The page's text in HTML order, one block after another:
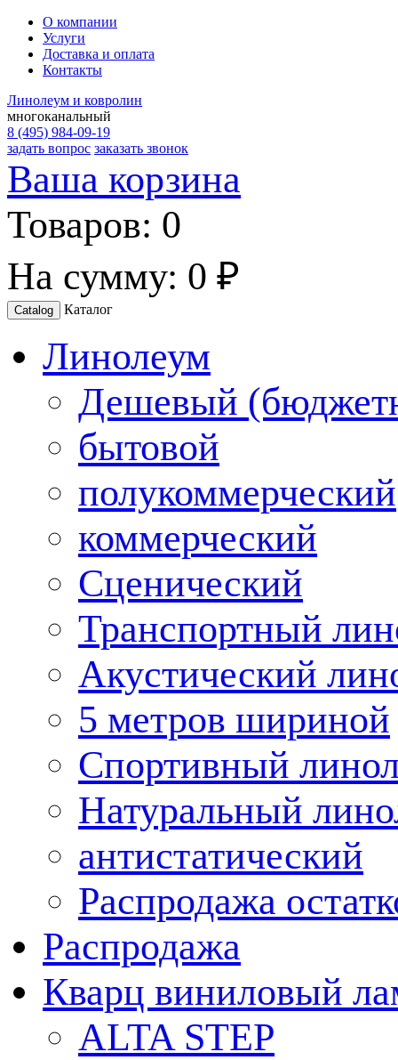
О компании
Услуги
Доставка и оплата
Контакты
Линолеум и ковролин
многоканальный
8 (495) 984-09-19
задать вопрос заказать звонок
Ваша корзина
Товаров: 0
На сумму: 0 ₽
Catalog Каталог
Линолеум
Дешевый
бытовой
полукоммерческий
коммерческий
Сценический
Транспортный
Акустический
5 метров шириной
Спортивный
Натуральный
антистатический
Распродажа
Распродажа
Кварц виниловый
ALTA STEP